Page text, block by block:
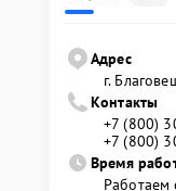
Адрес
г.
Контакты
+7 (800)
+7 (800)
Время
Работаем